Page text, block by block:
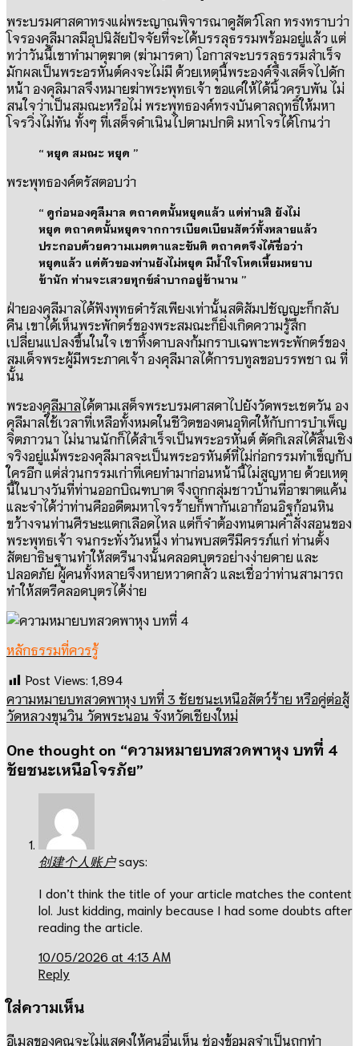
พระบรมศาสดาทรงแผ่พระญาณพิจารณาดูสัตว์โลก ทรงทราบว่า
โจรองคุลีมาลมีอุปนิสัยปัจจัยที่จะได้บรรลุธรรมพร้อมอยู่แล้ว แต่
ทว่าวันนี้เขาทำมาตุฆาต(ฆ่ามารดา)โอกาสจะบรรลุธรรมสำเร็จ
มักผลเป็นพระอรหันต์คงจะไม่มี ด้วยเหตุนี้พระองค์จึงเสด็จไปดัก
หน้า องคุลิมาลจึงหมายฆ่าพระพุทธเจ้า ขอแค่ให้ได้นิ้วครบพัน ไม่
สนใจว่าเป็นสมณะหรือไม่ พระพุทธองค์ทรงบันดาลฤทธิ์ให้มหา
โจรวิ่งไม่ทัน ทั้งๆ ที่เสด็จดำเนินไปตามปกติ มหาโจรได้โกนว่า
“ หยุด สมณะ หยุด ”
พระพุทธองค์ตรัสตอบว่า
“ ดูก่อนองคุลีมาล ตถาคตนั้นหยุดแล้ว แต่ท่านสิ ยังไม่
หยุด ตถาคตนั้นหยุดจากการเบียดเบียนสัตว์ทั้งหลายแล้ว
ประกอบด้วยความเมตตาและขันติ ตถาคตจึงได้ชื่อว่า
หยุดแล้ว แต่ตัวของท่านยังไม่หยุด มีน้ำใจโหดเหี้ยมหยาบ
ช้านัก ท่านจะเสวยทุกข์ลำบากอยู่ช้านาน ”
ฝ่ายองคุลีมาลได้ฟังพุทธดำรัสเพียงเท่านั้นสติสัมปชัญญะก็กลับ
คืน เขาได้เห็นพระพักตร์ของพระสมณะก็ยิ่งเกิดความรู้สึก
เปลี่ยนแปลงขึ้นในใจ เขาทิ้งดาบลงก้มกราบเฉพาะพระพักตร์ของ
สมเด็จพระผู้มีพระภาคเจ้าองคุลีมาลได้การบทูลขอบรรพชาณ ที่
นั้น
พระองคุลีมาลได้ตามเสด็จพระบรมศาสดาไปยังวัดพระเชตวัน อง
คุลีมาลใช้เวลาที่เหลือทั้งหมดในชีวิตของตนอุทิศให้กับการบำเพ็ญ
จิตภาวนาไม่นานนักก็ได้สำเร็จเป็นพระอรหันต์ตัดกิเลสได้สิ้นเชิง
จริงอยู่แม้พระองคุลีมาลจะเป็นพระอรหันต์ที่ไม่ก่อกรรมทำเข็ญกับ
ใครอีกแต่ส่วนกรรมเก่าที่เคยทำมาก่อนหน้านี้ไม่สูญหาย ด้วยเหตุ
นี้ในบางวันที่ท่านออกบิณฑบาต จึงถูกกลุ่มชาวบ้านที่อาฆาตแค้น
และจำได้ว่าท่านคืออดีตมหาโจรร้ายก็พากันเอาก้อนอิฐก้อนหิน
ขว้างจนท่านศีรษะแตกเลือดไหล แต่ก็จำต้องทนตามคำสั่งสอนของ
พระพุทธเจ้า จนกระทั่งวันหนึ่ง ท่านพบสตรีมีครรภ์แก่ ท่านตั้ง
สัตยาธิษฐานทำให้สตรีนางนั้นคลอดบุตรอย่างง่ายดาย และ
ปลอดภัย ผู้คนทั้งหลายจึงหายหวาดกลัว และเชื่อว่าท่านสามารถ
ทำให้สตรีคลอดบุตรได้ง่าย
หลักธรรมที่ควรรู้
Post Views: 1,894
ความหมายบทสวดพาหุง บทที่ 3 ชัยชนะเหนือสัตว์ร้าย หรือคู่ต่อสู้
วัดหลวงขุนวิน วัดพระนอน จังหวัดเชียงใหม่
One thought on “ความหมายบทสวดพาหุง บทที่ 4
ชัยชนะเหนือโจรภัย”
创建个人账户says:
I don’t think the title of your article matches the content
lol. Just kidding, mainly because I had some doubts after
reading the article.
10/05/2026 at 4:13 AM
Reply
ใส่ความเห็น
อีเมลของคุณจะไม่แสดงให้คนอื่นเห็น ช่องข้อมูลจำเป็นถูกทำ